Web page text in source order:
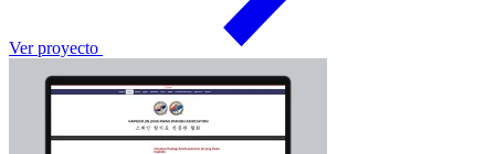
Ver proyecto